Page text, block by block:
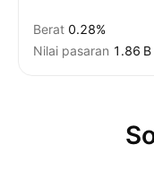
Berat 0.28%
Nilai pasaran ‪1.86 B‬